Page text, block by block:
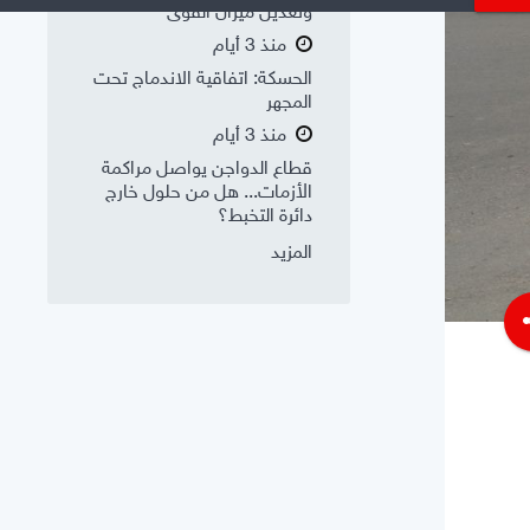
وتعديل ميزان القوى
منذ 3 أيام
الحسكة: اتفاقية الاندماج تحت
المجهر
منذ 3 أيام
قطاع الدواجن يواصل مراكمة
الأزمات... هل من حلول خارج
دائرة التخبط؟
المزيد